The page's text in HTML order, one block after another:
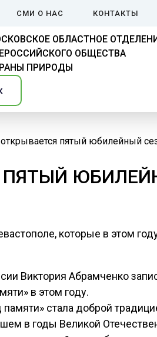
СМИ О НАС КОНТАКТЫ
ОБЛАСТНОЕ
ОБЩЕСТВА
ПРИРОДЫ
открывается пятый юбилейный
ПЯТЫЙ
которые в этом
Виктория Абрамченко
в этом году.
памяти» стала доброй
в годы Великой